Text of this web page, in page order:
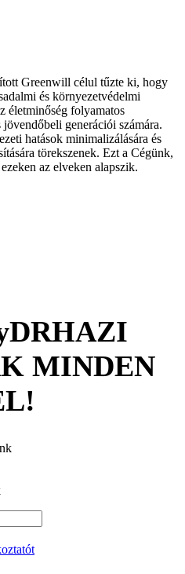
Greenwill célul tűzte ki, hogy
és környezetvédelmi
életminőség folyamatos
generációi számára.
hatások minimalizálására és
törekszenek. Ezt a Cégünk,
az elveken alapszik.
MINDEN